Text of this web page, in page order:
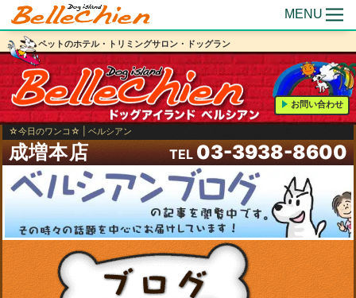
MENU
ペットのホテル・トリミングサロン・ドッグラン
お問い合わせ
☆今日のワンコ☆ | ベルシアン
成増本店 TEL 03-3938-8600